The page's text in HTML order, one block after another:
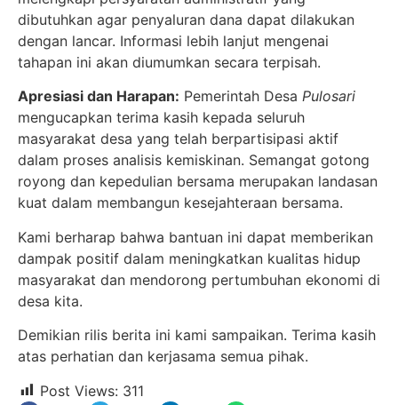
dibutuhkan agar penyaluran dana dapat dilakukan
dengan lancar. Informasi lebih lanjut mengenai
tahapan ini akan diumumkan secara terpisah.
Apresiasi dan Harapan: Pemerintah Desa Pulosari
mengucapkan terima kasih kepada seluruh
masyarakat desa yang telah berpartisipasi aktif
dalam proses analisis kemiskinan. Semangat gotong
royong dan kepedulian bersama merupakan landasan
kuat dalam membangun kesejahteraan bersama.
Kami berharap bahwa bantuan ini dapat memberikan
dampak positif dalam meningkatkan kualitas hidup
masyarakat dan mendorong pertumbuhan ekonomi di
desa kita.
Demikian rilis berita ini kami sampaikan. Terima kasih
atas perhatian dan kerjasama semua pihak.
Post Views: 311